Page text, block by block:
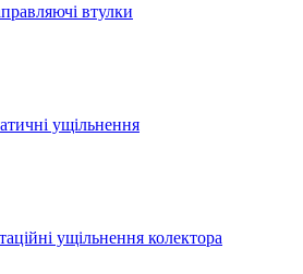
втулки
ущільнення
ущільнення колектора